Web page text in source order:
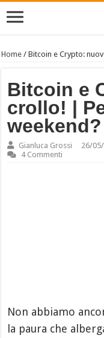
Home /Bitcoin e Crypto:
Bitcoin e
crollo! |
Gianluca Grossi 26/
4 Commenti
Non abbiamo
la paura che